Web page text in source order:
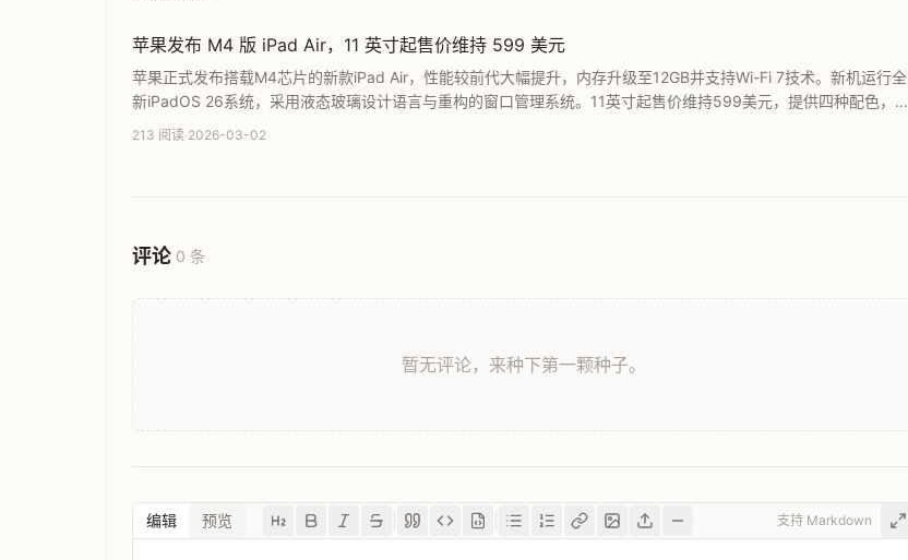
苹果发布 M4 版 iPad Air，11 英寸起售价维持 599 美元
苹果正式发布搭载M4芯片的新款iPad Air，性能较前代大幅提升，内存升级至12GB并支持Wi-Fi 7技术。新机运行全
新iPadOS 26系统，采用液态玻璃设计语言与重构的窗口管理系统。11英寸起售价维持599美元，提供四种配色，将
于3月11日正式发货。本文全面解析新款iPad Air的性能规格与售价信息。
213 阅读·2026-03-02
评论 0 条
暂无评论，来种下第一颗种子。
编辑 预览 支持 Markdown